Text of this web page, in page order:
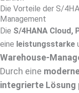
Die Vorteile der S/
Management
Die S/4HANA Cloud,
eine leistungsstarke
Warehouse-
Durch eine
integrierte Lösung